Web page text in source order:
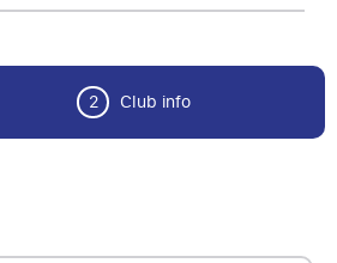
2 Club info